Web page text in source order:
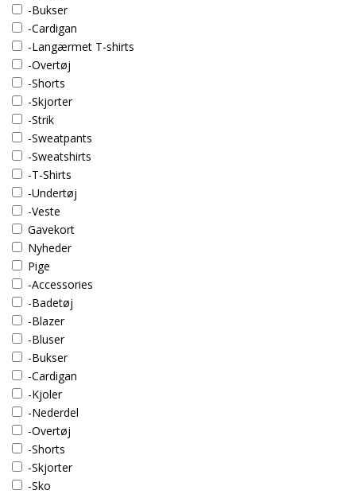
-Bukser
-Cardigan
-Langærmet T-shirts
-Overtøj
-Shorts
-Skjorter
-Strik
-Sweatpants
-Sweatshirts
-T-Shirts
-Undertøj
-Veste
Gavekort
Nyheder
Pige
-Accessories
-Badetøj
-Blazer
-Bluser
-Bukser
-Cardigan
-Kjoler
-Nederdel
-Overtøj
-Shorts
-Skjorter
-Sko